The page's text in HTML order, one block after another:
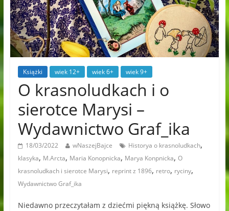
Książki wiek 12+ wiek 6+ wiek 9+
O krasnoludkach i o
sierotce Marysi –
Wydawnictwo Graf_ika
18/03/2022 wNaszejBajce Historya o krasnoludkach,
klasyka, M.Arcta, Maria Konopnicka, Marya Konpnicka, O
krasnoludkach i sierotce Marysi, reprint z 1896, retro, ryciny,
Wydawnictwo Graf_ika
Niedawno przeczytałam z dziećmi piękną książkę. Słowo